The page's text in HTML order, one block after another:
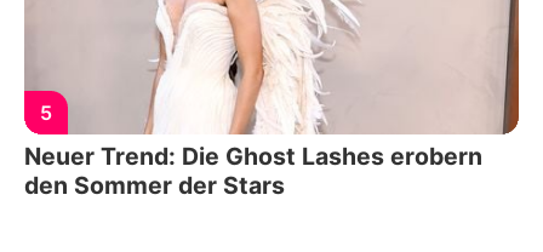
5
Neuer Trend: Die Ghost Lashes erobern
den Sommer der Stars